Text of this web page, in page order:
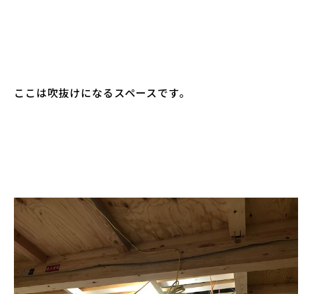
ここは吹抜けになるスペースです。